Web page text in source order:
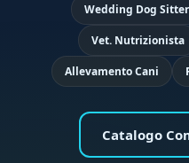
Wedding Dog Sitter
Vet. Nutrizionista
Allevamento Cani
Catalogo